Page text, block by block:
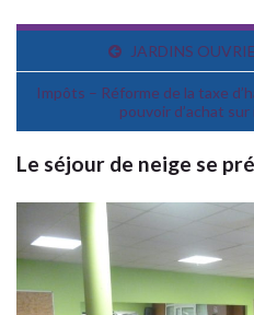
JARDINS
Impôts – Réforme de la taxe
pouvoir d’achat
Le séjour de neige se